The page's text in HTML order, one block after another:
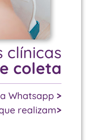
clínicas
e coleta
Whatsapp >
realizam>